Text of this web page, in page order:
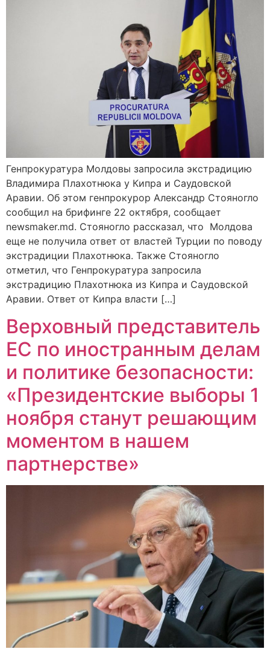
Генпрокуратура Молдовы запросила экстрадицию
Владимира Плахотнюка у Кипра и Саудовской
Аравии. Об этом генпрокурор Александр Стояногло
сообщил на брифинге 22 октября, сообщает
newsmaker.md. Стояногло рассказал, что Молдова
еще не получила ответ от властей Турции по поводу
экстрадиции Плахотнюка. Также Стояногло
отметил, что Генпрокуратура запросила
экстрадицию Плахотнюка из Кипра и Саудовской
Аравии. Ответ от Кипра власти […]
Верховный представитель
ЕС по иностранным делам
и политике безопасности:
«Президентские выборы 1
ноября станут решающим
моментом в нашем
партнерстве»